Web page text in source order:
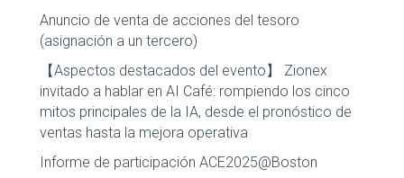
Anuncio de venta de acciones del tesoro
(asignación a un tercero)
【Aspectos destacados del evento】 Zionex
invitado a hablar en AI Café: rompiendo los cinco
mitos principales de la IA, desde el pronóstico de
ventas hasta la mejora operativa
Informe de participación ACE2025@Boston